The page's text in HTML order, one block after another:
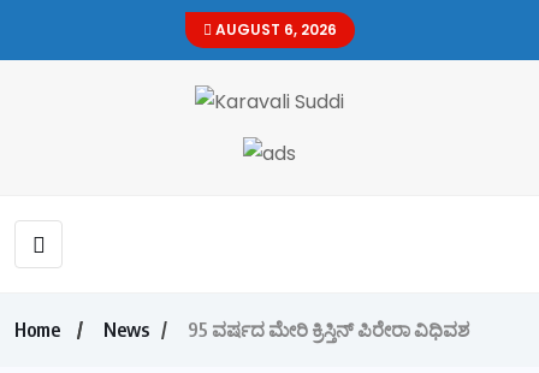
AUGUST 6, 2026
Home News 95 ವರ್ಷದ ಮೇರಿ ಕ್ರಿಸ್ತಿನ್ ಪಿರೇರಾ ವಿಧಿವಶ